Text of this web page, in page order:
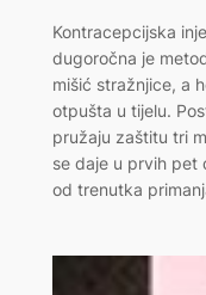
Kontracepcijska
dugoročna je
mišić stražnjice, a
otpušta u tijelu.
pružaju zaštitu tri
se daje u prvih pet
od trenutka